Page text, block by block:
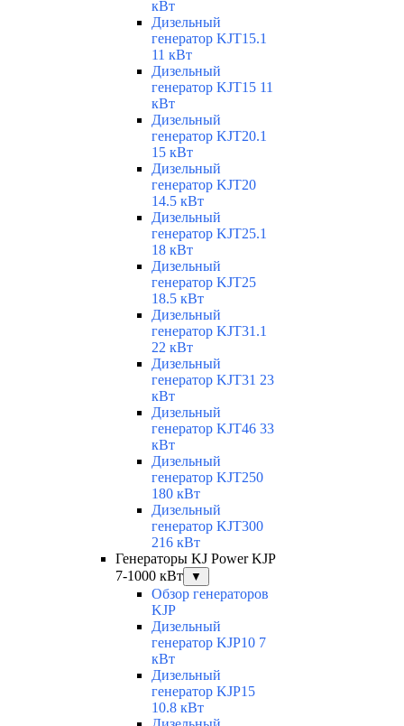
кВт
Дизельный
генератор KJT15.1
11 кВт
Дизельный
генератор KJT15 11
кВт
Дизельный
генератор KJT20.1
15 кВт
Дизельный
генератор KJT20
14.5 кВт
Дизельный
генератор KJT25.1
18 кВт
Дизельный
генератор KJT25
18.5 кВт
Дизельный
генератор KJT31.1
22 кВт
Дизельный
генератор KJT31 23
кВт
Дизельный
генератор KJT46 33
кВт
Дизельный
генератор KJT250
180 кВт
Дизельный
генератор KJT300
216 кВт
Генераторы KJ Power KJP
7-1000 кВт
▼
Обзор генераторов
KJP
Дизельный
генератор KJP10 7
кВт
Дизельный
генератор KJP15
10.8 кВт